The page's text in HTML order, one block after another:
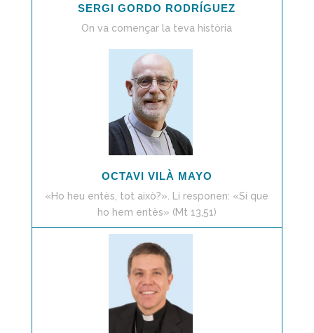
SERGI GORDO RODRÍGUEZ
On va començar la teva història
OCTAVI VILÀ MAYO
«Ho heu entès, tot això?». Li responen: «Sí que
ho hem entès» (Mt 13,51)